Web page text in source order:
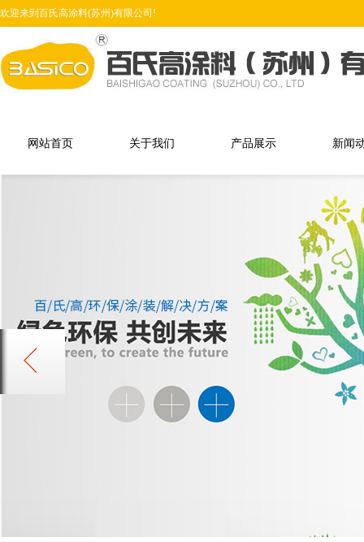
欢迎来到百氏高涂料(苏州)有限公司!
网站首页 关于我们 产品展示 新闻